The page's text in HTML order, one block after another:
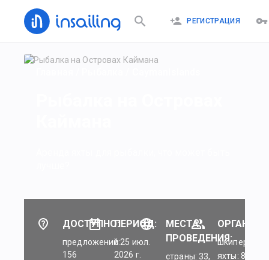
РЕГИСТРАЦИЯ
ДОСТУПНО:
предложений:
156
ПЕРИОД:
c 25 июл.
2026 г.
МЕСТА
ПРОВЕДЕНИЯ:
страны: 33,
шкиперы: 45,
яхты: 84